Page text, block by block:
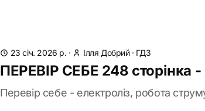
23 січ. 2026 р. · Ілля Добрий· ГДЗ
ПЕРЕВІР СЕБЕ 248 сторінка -
Перевір себе - електроліз, робота